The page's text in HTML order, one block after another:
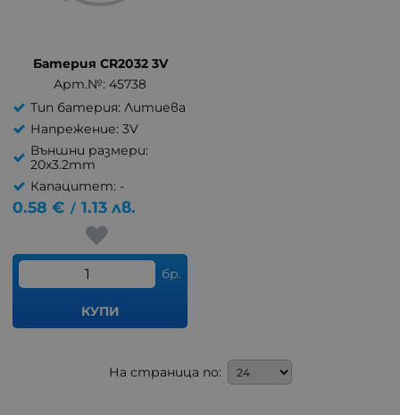
Батерия CR2032 3V
Арт.№: 45738
Тип батерия: Литиева
Напрежение: 3V
Външни размери:
20x3.2mm
Капацитет: -
0.58 € / 1.13 лв.
бр.
КУПИ
На страница по: